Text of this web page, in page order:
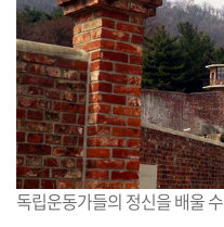
독립운동가들의 정신을 배울